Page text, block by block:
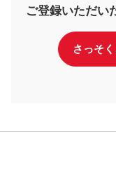
ご登録いただい
さっそ